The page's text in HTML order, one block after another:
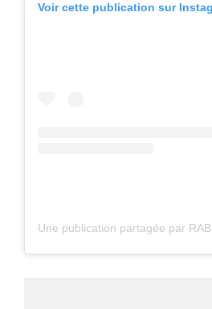
Voir cette publication sur
Une publication partagée par